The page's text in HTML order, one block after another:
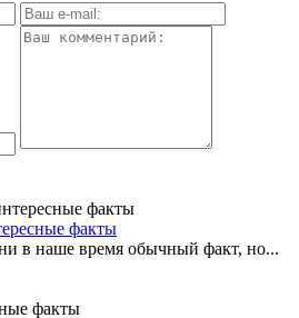
факты
в наше время обычный факт, но...